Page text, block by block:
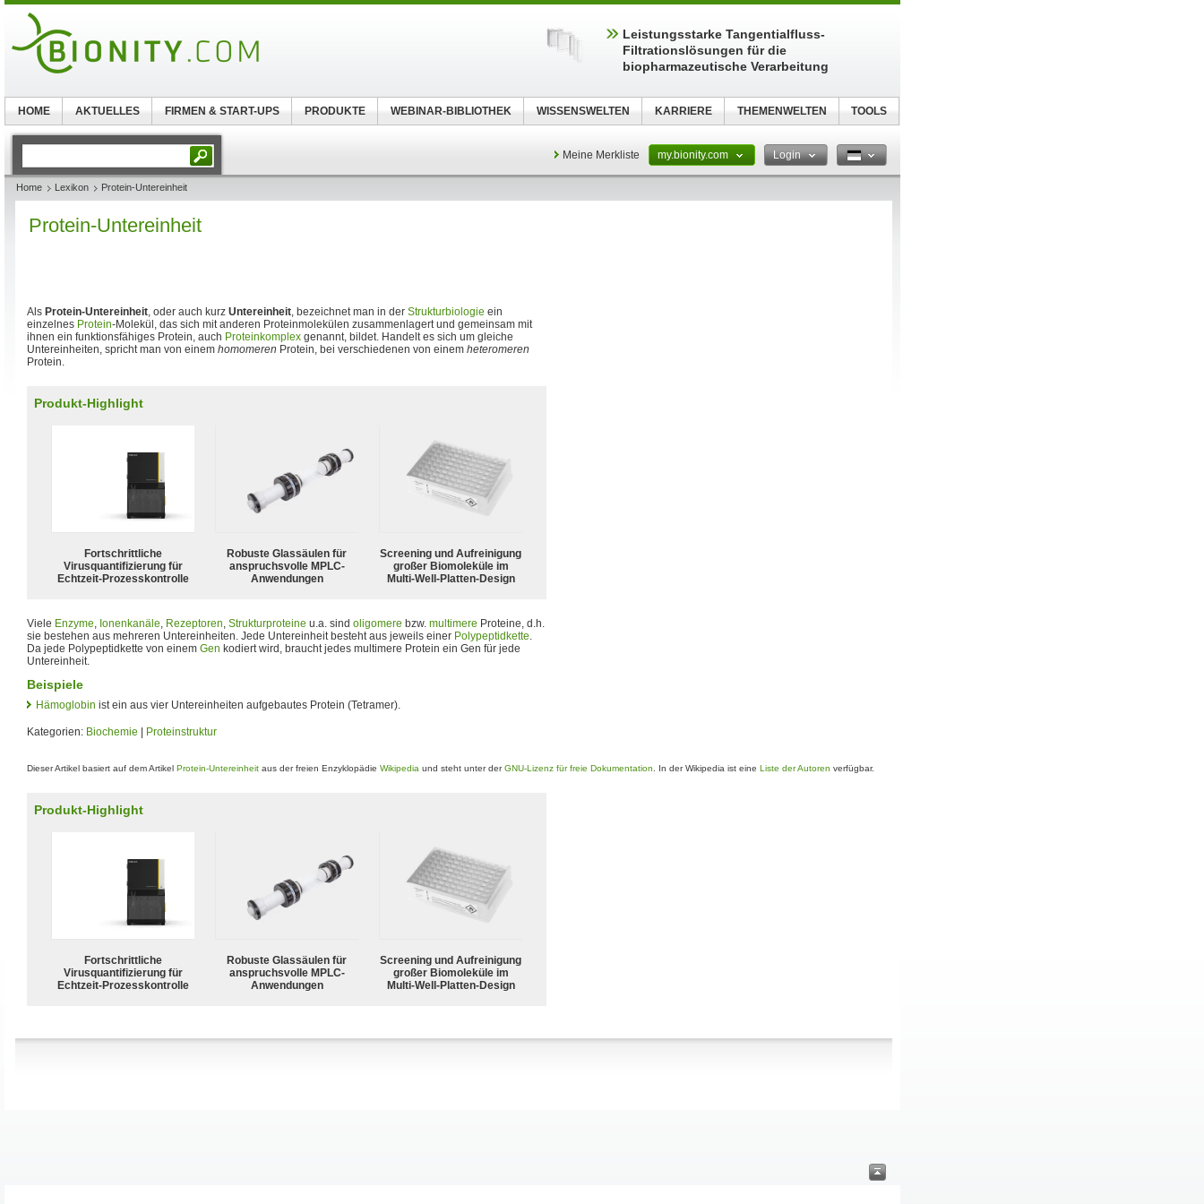
Meine Merkliste my.bionity.com Login
Home Lexikon Protein-Untereinheit
Protein-Untereinheit
Als Protein-Untereinheit, oder auch kurz Untereinheit, bezeichnet man in der Strukturbiologie ein
einzelnes Protein-Molekül, das sich mit anderen Proteinmolekülen zusammenlagert und gemeinsam mit
ihnen ein funktionsfähiges Protein, auch Proteinkomplex genannt, bildet. Handelt es sich um gleiche
Untereinheiten, spricht man von einem homomeren Protein, bei verschiedenen von einem heteromeren
Protein.
Produkt-Highlight
Fortschrittliche
Virusquantifizierung für
Echtzeit-Prozesskontrolle
Robuste Glassäulen für
anspruchsvolle MPLC-
Anwendungen
Screening und Aufreinigung
großer Biomoleküle im
Multi-Well-Platten-Design
Viele Enzyme, Ionenkanäle, Rezeptoren, Strukturproteine u.a. sind oligomere bzw. multimere Proteine, d.h.
sie bestehen aus mehreren Untereinheiten. Jede Untereinheit besteht aus jeweils einer Polypeptidkette.
Da jede Polypeptidkette von einem Gen kodiert wird, braucht jedes multimere Protein ein Gen für jede
Untereinheit.
Beispiele
Hämoglobin ist ein aus vier Untereinheiten aufgebautes Protein (Tetramer).
Kategorien: Biochemie Proteinstruktur
Dieser Artikel basiert auf dem Artikel Protein-Untereinheit aus der freien Enzyklopädie Wikipedia und steht unter derGNU-Lizenz für freie Dokumentation . In der Wikipedia ist eine Liste der Autoren verfügbar.
Produkt-Highlight
Fortschrittliche
Virusquantifizierung für
Echtzeit-Prozesskontrolle
Robuste Glassäulen für
anspruchsvolle MPLC-
Anwendungen
Screening und Aufreinigung
großer Biomoleküle im
Multi-Well-Platten-Design
Leistungsstarke Tangentialfluss-
Filtrationslösungen für die
biopharmazeutische Verarbeitung
HOME AKTUELLES FIRMEN & START-UPS PRODUKTE WEBINAR-BIBLIOTHEK WISSENSWELTEN KARRIERE THEMENWELTEN TOOLS